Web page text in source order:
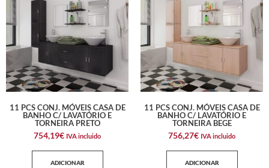
11 PCS CONJ. MÓVEIS CASA DE
BANHO C/ LAVATÓRIO E
TORNEIRA PRETO
754,19€ IVA incluido
ADICIONAR
11 PCS CONJ. MÓVEIS CASA DE
BANHO C/ LAVATÓRIO E
TORNEIRA BEGE
756,27€ IVA incluido
ADICIONAR